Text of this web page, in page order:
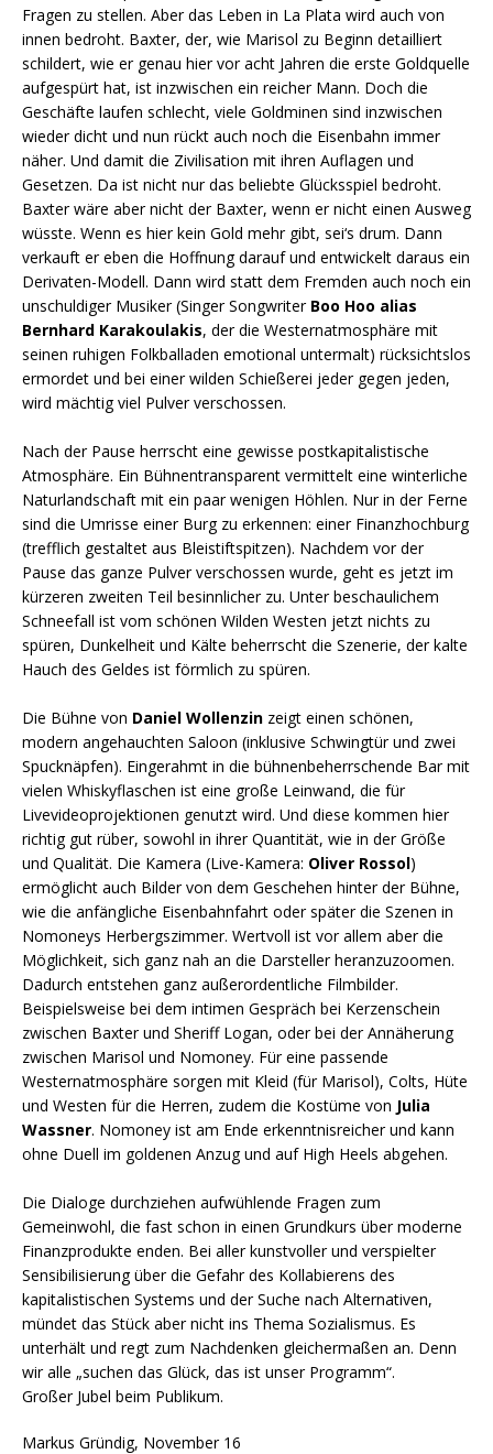
Fragen zu stellen. Aber das Leben in La Plata wird auch von
innen bedroht. Baxter, der, wie Marisol zu Beginn detailliert
schildert, wie er genau hier vor acht Jahren die erste Goldquelle
aufgespürt hat, ist inzwischen ein reicher Mann. Doch die
Geschäfte laufen schlecht, viele Goldminen sind inzwischen
wieder dicht und nun rückt auch noch die Eisenbahn immer
näher. Und damit die Zivilisation mit ihren Auflagen und
Gesetzen. Da ist nicht nur das beliebte Glücksspiel bedroht.
Baxter wäre aber nicht der Baxter, wenn er nicht einen Ausweg
wüsste. Wenn es hier kein Gold mehr gibt, sei‘s drum. Dann
verkauft er eben die Hoffnung darauf und entwickelt daraus ein
Derivaten-Modell. Dann wird statt dem Fremden auch noch ein
unschuldiger Musiker (Singer Songwriter Boo Hoo alias
Bernhard Karakoulakis, der die Westernatmosphäre mit
seinen ruhigen Folkballaden emotional untermalt) rücksichtslos
ermordet und bei einer wilden Schießerei jeder gegen jeden,
wird mächtig viel Pulver verschossen.
Nach der Pause herrscht eine gewisse postkapitalistische
Atmosphäre. Ein Bühnentransparent vermittelt eine winterliche
Naturlandschaft mit ein paar wenigen Höhlen. Nur in der Ferne
sind die Umrisse einer Burg zu erkennen: einer Finanzhochburg
(trefflich gestaltet aus Bleistiftspitzen). Nachdem vor der
Pause das ganze Pulver verschossen wurde, geht es jetzt im
kürzeren zweiten Teil besinnlicher zu. Unter beschaulichem
Schneefall ist vom schönen Wilden Westen jetzt nichts zu
spüren, Dunkelheit und Kälte beherrscht die Szenerie, der kalte
Hauch des Geldes ist förmlich zu spüren.
Die Bühne von Daniel Wollenzin zeigt einen schönen,
modern angehauchten Saloon (inklusive Schwingtür und zwei
Spucknäpfen). Eingerahmt in die bühnenbeherrschende Bar mit
vielen Whiskyflaschen ist eine große Leinwand, die für
Livevideoprojektionen genutzt wird. Und diese kommen hier
richtig gut rüber, sowohl in ihrer Quantität, wie in der Größe
und Qualität. Die Kamera (Live-Kamera: Oliver Rossol)
ermöglicht auch Bilder von dem Geschehen hinter der Bühne,
wie die anfängliche Eisenbahnfahrt oder später die Szenen in
Nomoneys Herbergszimmer. Wertvoll ist vor allem aber die
Möglichkeit, sich ganz nah an die Darsteller heranzuzoomen.
Dadurch entstehen ganz außerordentliche Filmbilder.
Beispielsweise bei dem intimen Gespräch bei Kerzenschein
zwischen Baxter und Sheriff Logan, oder bei der Annäherung
zwischen Marisol und Nomoney. Für eine passende
Westernatmosphäre sorgen mit Kleid (für Marisol), Colts, Hüte
und Westen für die Herren, zudem die Kostüme von Julia
Wassner. Nomoney ist am Ende erkenntnisreicher und kann
ohne Duell im goldenen Anzug und auf High Heels abgehen.
Die Dialoge durchziehen aufwühlende Fragen zum
Gemeinwohl, die fast schon in einen Grundkurs über moderne
Finanzprodukte enden. Bei aller kunstvoller und verspielter
Sensibilisierung über die Gefahr des Kollabierens des
kapitalistischen Systems und der Suche nach Alternativen,
mündet das Stück aber nicht ins Thema Sozialismus. Es
unterhält und regt zum Nachdenken gleichermaßen an. Denn
wir alle „suchen das Glück, das ist unser Programm“.
Großer Jubel beim Publikum.
Markus Gründig, November 16